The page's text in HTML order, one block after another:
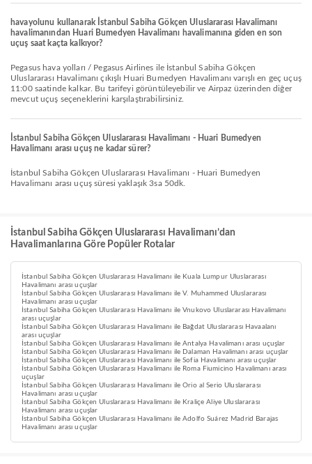
havayolunu kullanarak İstanbul Sabiha Gökçen Uluslararası Havalimanı
havalimanından Huari Bumedyen Havalimanı havalimanına giden en son
uçuş saat kaçta kalkıyor?
pegasus hava yolları / Pegasus Airlines ile İstanbul Sabiha Gökçen
Uluslararası Havalimanı çıkışlı Huari Bumedyen Havalimanı varışlı en geç uçuş
11:00 saatinde kalkar. Bu tarifeyi görüntüleyebilir ve Airpaz üzerinden diğer
mevcut uçuş seçeneklerini karşılaştırabilirsiniz.
İstanbul Sabiha Gökçen Uluslararası Havalimanı - Huari Bumedyen
Havalimanı arası uçuş ne kadar sürer?
İstanbul Sabiha Gökçen Uluslararası Havalimanı - Huari Bumedyen
Havalimanı arası uçuş süresi yaklaşık 3sa 50dk.
İstanbul Sabiha Gökçen Uluslararası Havalimanı’dan
Havalimanlarına Göre Popüler Rotalar
İstanbul Sabiha Gökçen Uluslararası Havalimanı ile Kuala Lumpur Uluslararası
Havalimanı arası uçuşlar
İstanbul Sabiha Gökçen Uluslararası Havalimanı ile V. Muhammed Uluslararası
Havalimanı arası uçuşlar
İstanbul Sabiha Gökçen Uluslararası Havalimanı ile Vnukovo Uluslararası Havalimanı
arası uçuşlar
İstanbul Sabiha Gökçen Uluslararası Havalimanı ile Bağdat Uluslararası Havaalanı
arası uçuşlar
İstanbul Sabiha Gökçen Uluslararası Havalimanı ile Antalya Havalimanı arası uçuşlar
İstanbul Sabiha Gökçen Uluslararası Havalimanı ile Dalaman Havalimanı arası uçuşlar
İstanbul Sabiha Gökçen Uluslararası Havalimanı ile Sofia Havalimanı arası uçuşlar
İstanbul Sabiha Gökçen Uluslararası Havalimanı ile Roma Fiumicino Havalimanı arası
uçuşlar
İstanbul Sabiha Gökçen Uluslararası Havalimanı ile Orio al Serio Uluslararası
Havalimanı arası uçuşlar
İstanbul Sabiha Gökçen Uluslararası Havalimanı ile Kraliçe Aliye Uluslararası
Havalimanı arası uçuşlar
İstanbul Sabiha Gökçen Uluslararası Havalimanı ile Adolfo Suárez Madrid Barajas
Havalimanı arası uçuşlar